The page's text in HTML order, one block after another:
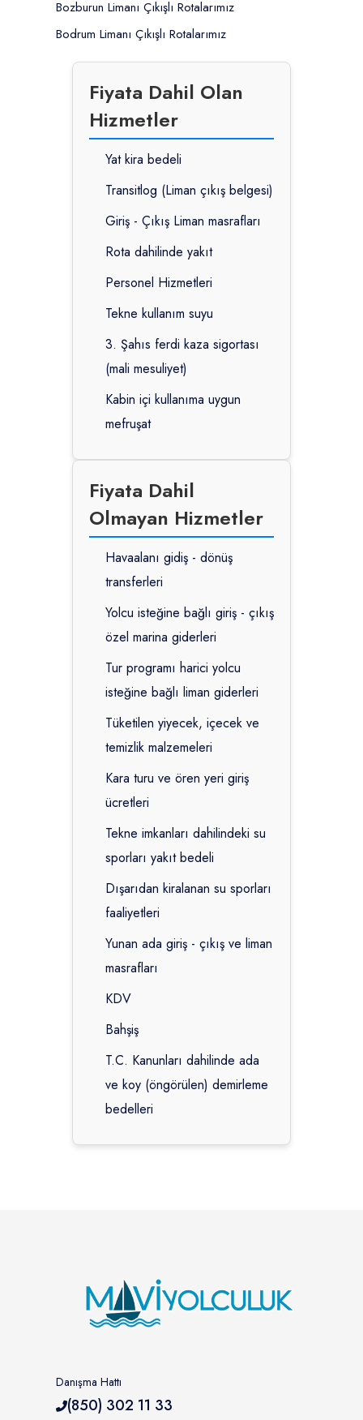
Bozburun Limanı Çıkışlı Rotalarımız
Bodrum Limanı Çıkışlı Rotalarımız
Fiyata Dahil Olan
Hizmetler
Yat kira bedeli
Transitlog (Liman çıkış belgesi)
Giriş - Çıkış Liman masrafları
Rota dahilinde yakıt
Personel Hizmetleri
Tekne kullanım suyu
3. Şahıs ferdi kaza sigortası
(mali mesuliyet)
Kabin içi kullanıma uygun
mefruşat
Fiyata Dahil
Olmayan Hizmetler
Havaalanı gidiş - dönüş
transferleri
Yolcu isteğine bağlı giriş - çıkış
özel marina giderleri
Tur programı harici yolcu
isteğine bağlı liman giderleri
Tüketilen yiyecek, içecek ve
temizlik malzemeleri
Kara turu ve ören yeri giriş
ücretleri
Tekne imkanları dahilindeki su
sporları yakıt bedeli
Dışarıdan kiralanan su sporları
faaliyetleri
Yunan ada giriş - çıkış ve liman
masrafları
KDV
Bahşiş
T.C. Kanunları dahilinde ada
ve koy (öngörülen) demirleme
bedelleri
Danışma Hattı
(850) 302 11 33